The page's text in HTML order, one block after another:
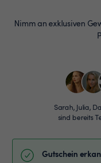
Nimm an exklusiven
Sarah, Julia,
sind bereits
Gutschein